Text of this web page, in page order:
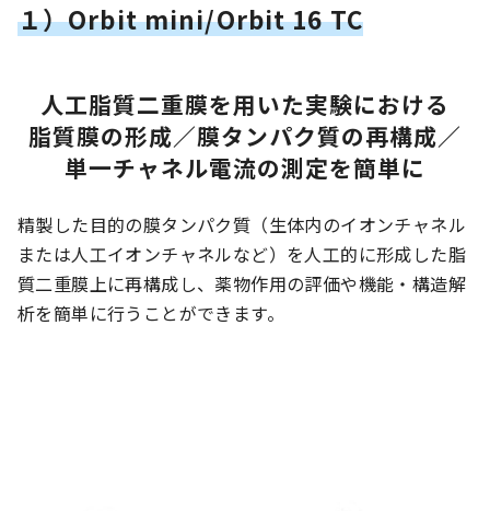
１）Orbit mini/Orbit 16 TC
人工脂質二重膜を用いた実験における
脂質膜の形成／膜タンパク質の再構成／
単一チャネル電流の測定を簡単に
精製した目的の膜タンパク質（生体内のイオンチャネル
または人工イオンチャネルなど）を人工的に形成した脂
質二重膜上に再構成し、薬物作用の評価や機能・構造解
析を簡単に行うことができます。